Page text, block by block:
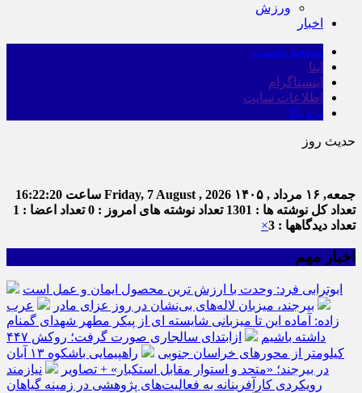
ورزش
اخبار
صفحه نخست
ایتا
اینستاگرام
اطلاعات سایت
برو بالا
حدیث روز
جمعه, ۱۶ مرداد , ۱۴۰۵ Friday, 7 August , 2026 ساعت 16:22:21
تعداد کل نوشته ها : 1301
تعداد نوشته های امروز : 0
تعداد اعضا : 1
تعداد دیدگاهها : 3
×
اخبار مهم
ابوترابی فرد: وحدت با ارزش ترین محصول ایمان و عمل است
بیرجند، میزبان لاله‌های بی‌نشان در روز عزای مادر
عرب
زاده: آماده این تا میزبانی شایسته ای از پیکر مطهر شهدای گمنام
داشته باشیم
ازابتدای سالجاری صورت گرفت؛ روکش ۴۴۷
کیلومتر از محورهای خراسان جنوبی
راهپیمایی باشکوه ۱۳ آبان
در بیرجند؛ «متحد و استوار مقابل استکبار» + تصاویر
نیازمند
رویکردی کارآفرینانه به فعالیت‌های پژوهشی در زمینه گیاهان